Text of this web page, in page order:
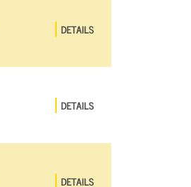
DETAILS
DETAILS
DETAILS